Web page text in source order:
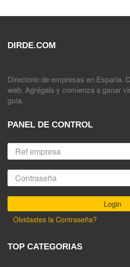
DIRDE.COM
Directorio de empresas en España.
web. Agrégala y comienza a ganar
guía.
PANEL DE CONTROL
Olvidastes la Contraseña?
TOP CATEGORIAS